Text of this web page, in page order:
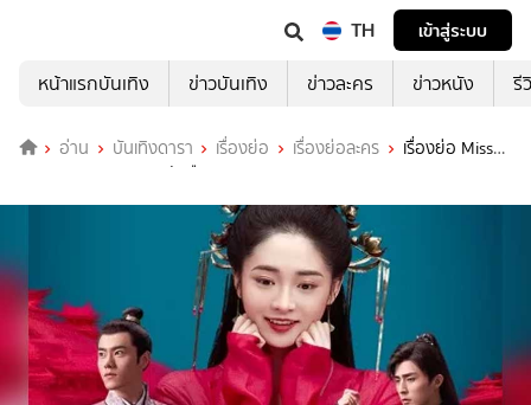
TH
เข้าสู่ระบบ
หน้าแรกบันเทิง
ข่าวบันเทิง ข่าวละคร ข่าวหนัง รี
อ่าน บันเทิงดารา เรื่องย่อ เรื่องย่อละคร
เรื่องย่อ Miss
Truth นิติเวชสาวยอดนักสืบ